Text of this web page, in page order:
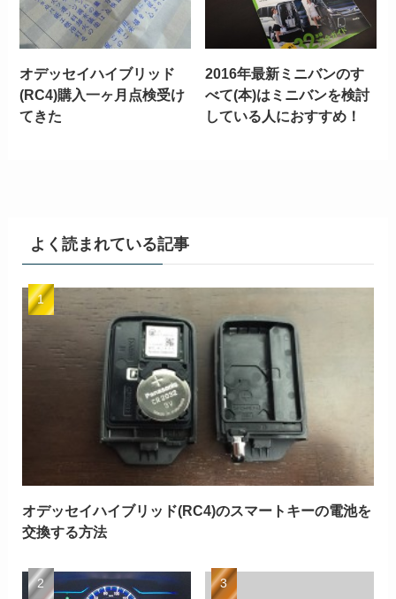
オデッセイハイブリッド
(RC4)購入一ヶ月点検受け
てきた
2016年最新ミニバンのす
べて(本)はミニバンを検討
している人におすすめ！
よく読まれている記事
オデッセイハイブリッド(RC4)のスマートキーの電池を
交換する方法